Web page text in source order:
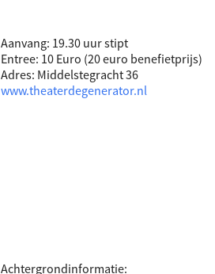
Aanvang: 19.30 uur stipt
Entree: 10 Euro (20 euro benefietprijs)
Adres: Middelstegracht 36
www.theaterdegenerator.nl
Achtergrondinformatie: